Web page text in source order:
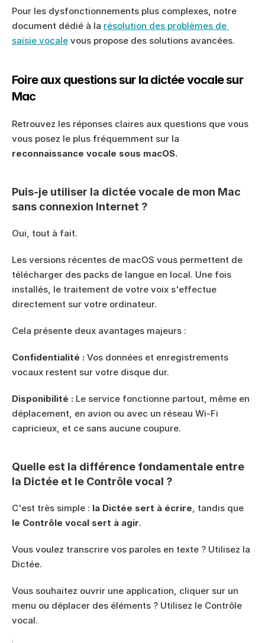
Pour les dysfonctionnements plus complexes, notre
document dédié à la résolution des problèmes de
saisie vocale vous propose des solutions avancées.
Foire aux questions sur la dictée vocale sur
Mac
Retrouvez les réponses claires aux questions que vous
reconnaissance vocale sous macOS.
Puis-je utiliser la dictée vocale de mon Mac
sans connexion Internet ?
Oui, tout à fait.
Les versions récentes de macOS vous permettent de
télécharger des packs de langue en local. Une fois
installés, le traitement de votre voix s'effectue
directement sur votre ordinateur.
Cela présente deux avantages majeurs :
Confidentialité : Vos données et enregistrements
vocaux restent sur votre disque dur.
Disponibilité : Le service fonctionne partout, même en
déplacement, en avion ou avec un réseau Wi-Fi
capricieux, et ce sans aucune coupure.
Quelle est la différence fondamentale entre
la Dictée et le Contrôle vocal ?
C'est très simple : la Dictée sert à écrire
le Contrôle vocal sert à agir.
Vous voulez transcrire vos paroles en texte ? Utilisez la
Dictée.
Vous souhaitez ouvrir une application, cliquer sur un
menu ou déplacer des éléments ? Utilisez le Contrôle
vocal.